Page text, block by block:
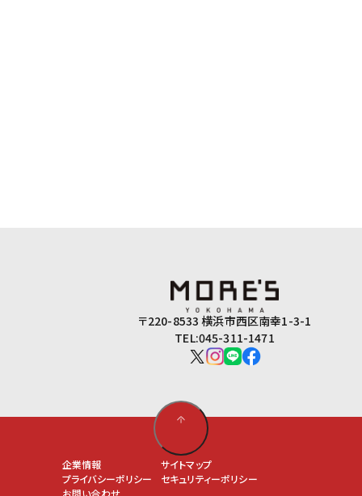
〒220-8533 横浜市西区南幸1-3-1
TEL:045-311-1471
企業情報
サイトマップ
プライバシーポリシー
セキュリティーポリシー
お問い合わせ